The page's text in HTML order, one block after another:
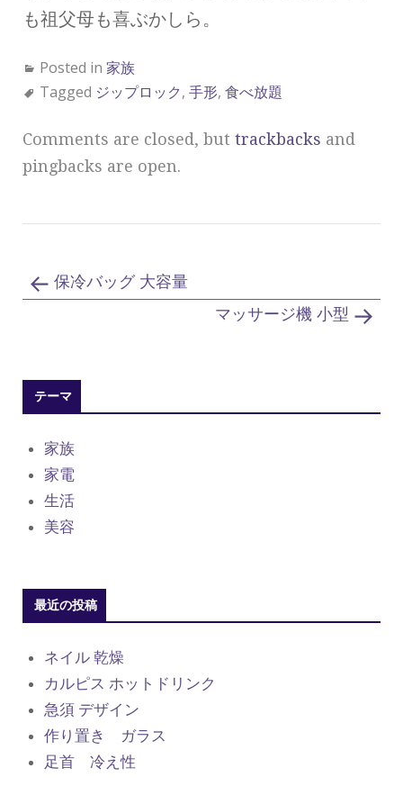
も祖父母も喜ぶかしら。
Posted in 家族
Tagged ジップロック, 手形, 食べ放題
Comments are closed, but trackbacks and
pingbacks are open.
保冷バッグ 大容量
マッサージ機 小型
テーマ
家族
家電
生活
美容
最近の投稿
ネイル 乾燥
カルピス ホットドリンク
急須 デザイン
作り置き ガラス
足首 冷え性